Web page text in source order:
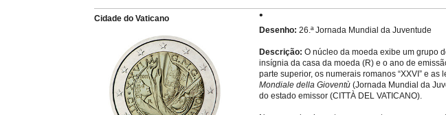
Cidade do Vaticano
Desenho: 26.ª Jornada Mundial da Juventude
Descrição: O núcleo da moeda exibe um grupo
insígnia da casa da moeda (R) e o ano de
parte superior, os numerais romanos “XXVI” e as
Mondiale della Gioventù (Jornada Mundial da
do estado emissor (CITTÀ DEL VATICANO).